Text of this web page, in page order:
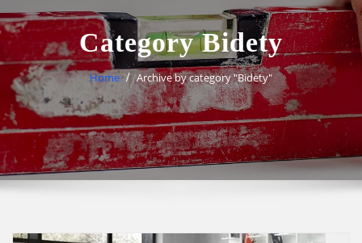
Category Bidety
Home Archive by category "Bidety"